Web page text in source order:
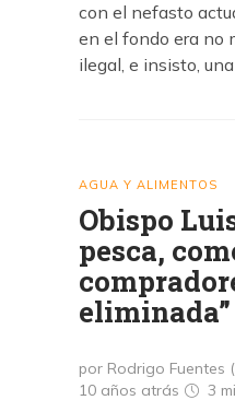
con el nefasto
en el fondo era no
ilegal, e insisto,
AGUA Y ALIMENTOS
Obispo
pesca,
eliminada”
por Rodrigo Fuentes
10 años atrás
3